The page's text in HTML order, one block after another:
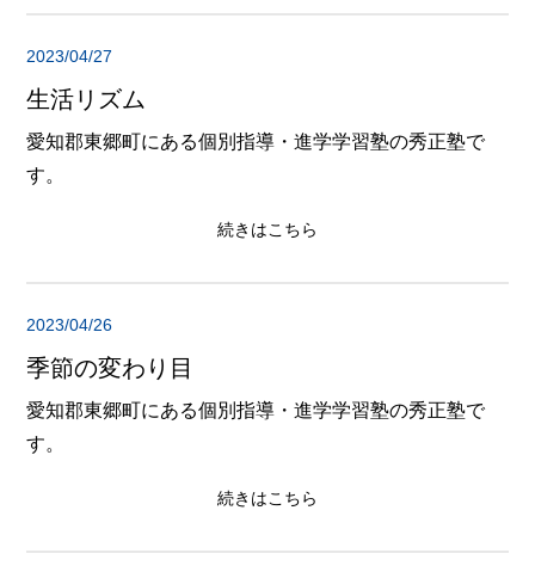
2023/04/27
生活リズム
愛知郡東郷町にある個別指導・進学学習塾の秀正塾で
す。
続きはこちら
2023/04/26
季節の変わり目
愛知郡東郷町にある個別指導・進学学習塾の秀正塾で
す。
続きはこちら